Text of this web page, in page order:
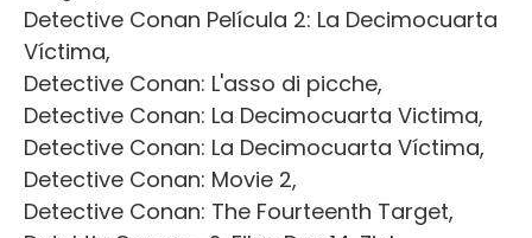
Detective Conan Película 2: La Decimocuarta
Víctima,
Detective Conan: L'asso di picche,
Detective Conan: La Decimocuarta Victima,
Detective Conan: La Decimocuarta Víctima,
Detective Conan: Movie 2,
Detective Conan: The Fourteenth Target,